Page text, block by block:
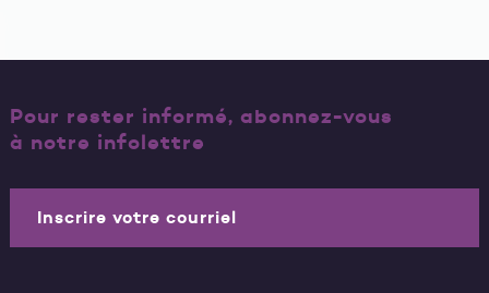
Pour rester informé, abonnez-vous
à notre infolettre